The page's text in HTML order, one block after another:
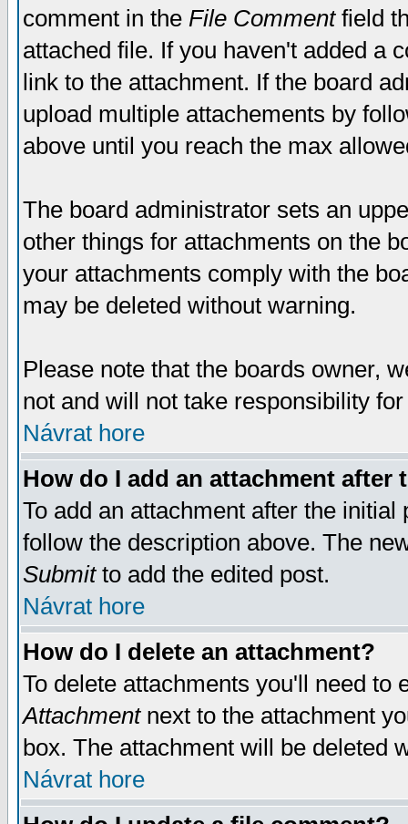
comment in the File Commentfield
attached file. If you haven't added a
link to the attachment. If the board
upload multiple attachements by
above until you reach the max
The board administrator sets an
other things for attachments on the
your attachments comply with the
may be deleted without warning.
Please note that the boards owner,
not and will not take responsibility
Návrat hore
How do I add an attachment after
To add an attachment after the
follow the description above. The
Submitto add the edited post.
Návrat hore
How do I delete an attachment?
To delete attachments you'll need
Attachmentnext to the attachment
box. The attachment will be deleted
Návrat hore